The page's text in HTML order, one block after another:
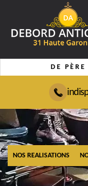
DE
NOS REALISATIONS